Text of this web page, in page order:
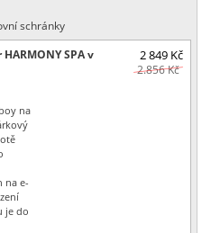
schránky
SPA v
2 849 Kč
2.856 Kč
na
na e-
je do